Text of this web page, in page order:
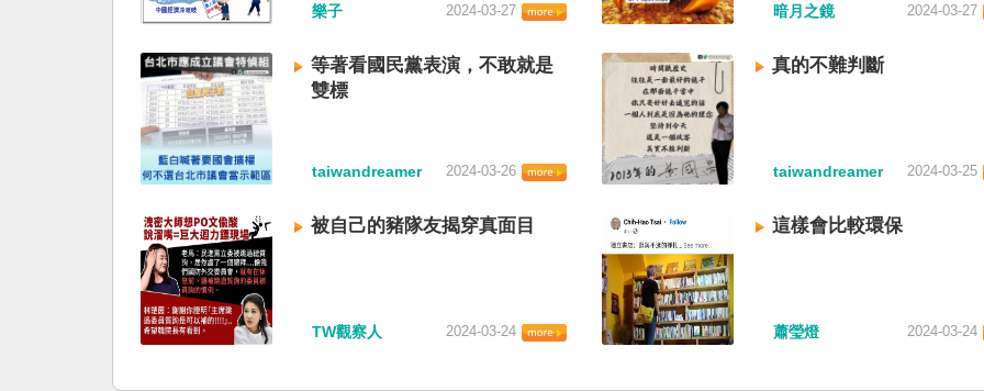
樂子 2024-03-27 暗月之鏡 2024-03-27
等著看國民黨表演，不敢就是
雙標
taiwandreamer 2024-03-26
真的不難判斷
taiwandreamer 2024-03-25
被自己的豬隊友揭穿真面目
TW觀察人 2024-03-24
這樣會比較環保
蕭瑩燈 2024-03-24